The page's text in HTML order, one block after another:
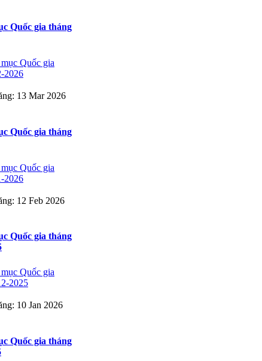
Quốc gia tháng
13 Mar 2026
Quốc gia tháng
12 Feb 2026
Quốc gia tháng
10 Jan 2026
Quốc gia tháng